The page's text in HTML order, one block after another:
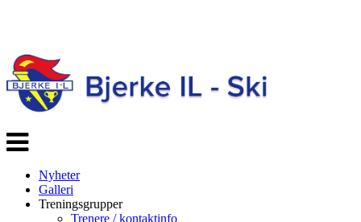
Veksle
navigasjon
Nyheter
Galleri
Treningsgrupper
Trenere / kontaktinfo